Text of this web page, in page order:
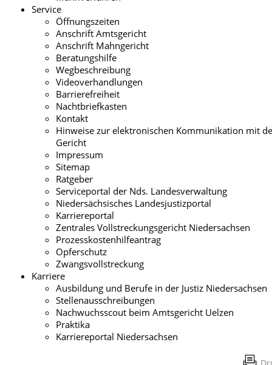
Service
Öffnungszeiten
Anschrift Amtsgericht
Anschrift Mahngericht
Beratungshilfe
Wegbeschreibung
Videoverhandlungen
Barrierefreiheit
Nachtbriefkasten
Kontakt
Hinweise zur elektronischen Kommunikation mit
Gericht
Impressum
Sitemap
Ratgeber
Serviceportal der Nds. Landesverwaltung
Niedersächsisches Landesjustizportal
Karriereportal
Zentrales Vollstreckungsgericht Niedersachsen
Prozesskostenhilfeantrag
Opferschutz
Zwangsvollstreckung
Karriere
Ausbildung und Berufe in der Justiz Niedersachsen
Stellenausschreibungen
Nachwuchsscout beim Amtsgericht Uelzen
Praktika
Karriereportal Niedersachsen